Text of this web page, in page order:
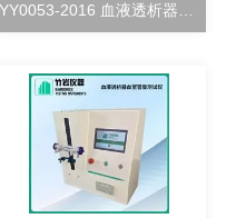
YY0053-2016 血液透析器清除率测试仪